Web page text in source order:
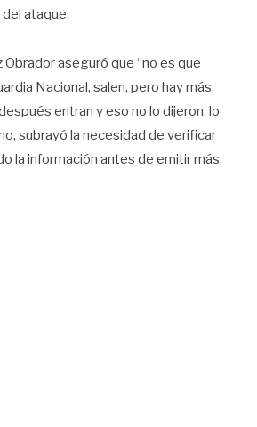
ataque.
aseguró que “no es que
Nacional, salen, pero hay más
entran y eso no lo dijeron, lo
subrayó la necesidad de verificar
la información antes de emitir más